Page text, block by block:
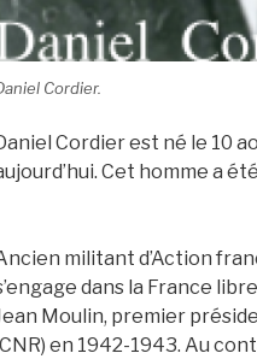
Cordier.
Cordier est né le 10
Cet homme a
militant d’Action
dans la France
Moulin, premier
en 1942-1943. Au